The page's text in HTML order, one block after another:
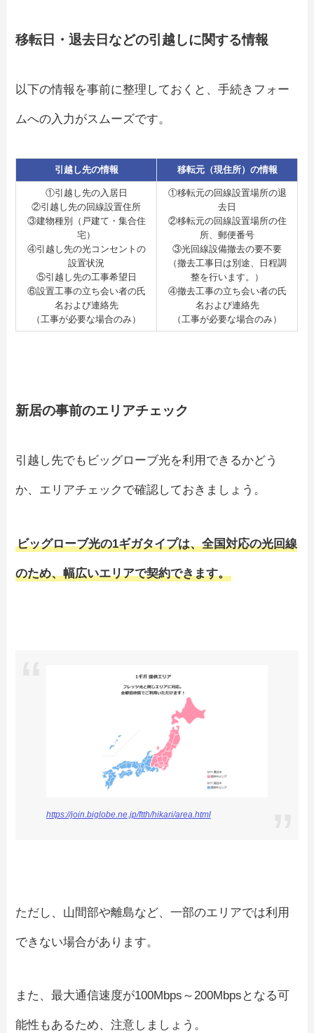
移転日・退去日などの引越しに関する情報
以下の情報を事前に整理しておくと、手続きフォー
ムへの入力がスムーズです。
引越し先の情報 移転元（現住所）の情報
①引越し先の入居日
②引越し先の回線設置住所
③建物種別（戸建て・集合住
宅）
④引越し先の光コンセントの
設置状況
⑤引越し先の工事希望日
⑥設置工事の立ち会い者の氏
名および連絡先
（工事が必要な場合のみ）
①移転元の回線設置場所の退
去日
②移転元の回線設置場所の住
所、郵便番号
③光回線設備撤去の要不要
（撤去工事日は別途、日程調
整を行います。）
④撤去工事の立ち会い者の氏
名および連絡先
（工事が必要な場合のみ）
新居の事前のエリアチェック
引越し先でもビッグローブ光を利用できるかどう
か、エリアチェックで確認しておきましょう。
ビッグローブ光の1ギガタイプは、全国対応の光回線
のため、幅広いエリアで契約できます。
https://join.biglobe.ne.jp/ftth/hikari/area.html
ただし、山間部や離島など、一部のエリアでは利用
できない場合があります。
また、最大通信速度が100Mbps～200Mbpsとなる可
能性もあるため、注意しましょう。